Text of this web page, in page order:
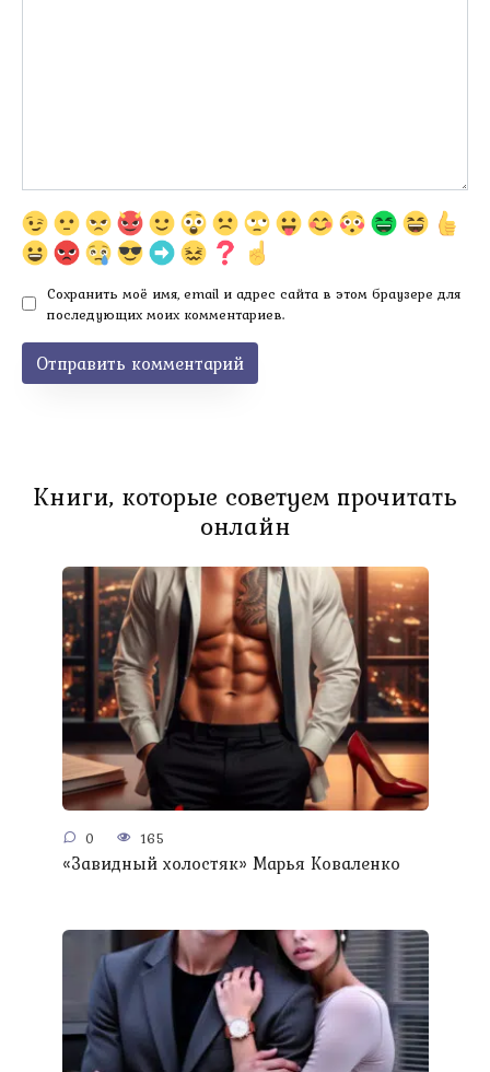
Сохранить моё имя, email и адрес сайта в этом браузере для
последующих моих комментариев.
Книги, которые советуем прочитать
онлайн
0 165
«Завидный холостяк» Марья Коваленко